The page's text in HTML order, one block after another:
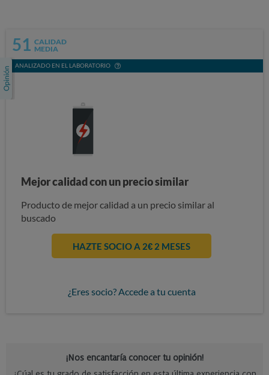
51 CALIDAD
MEDIA
ANALIZADO EN EL LABORATORIO
Mejor calidad con un precio similar
Producto de mejor calidad a un precio similar al
buscado
HAZTE SOCIO A 2€ 2 MESES
¿Eres socio? Accede a tu cuenta